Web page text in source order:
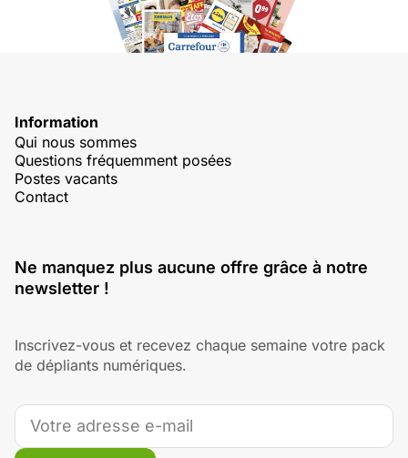
Information
Qui nous sommes
Questions fréquemment posées
Postes vacants
Contact
Ne manquez plus aucune offre grâce à notre
newsletter !
Inscrivez-vous et recevez chaque semaine votre pack
de dépliants numériques.